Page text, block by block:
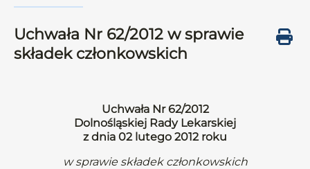
Uchwała Nr 62/2012 w sprawie
składek członkowskich
Uchwała Nr 62/2012
Dolnośląskiej Rady Lekarskiej
z dnia 02 lutego 2012 roku
w sprawie składek członkowskich